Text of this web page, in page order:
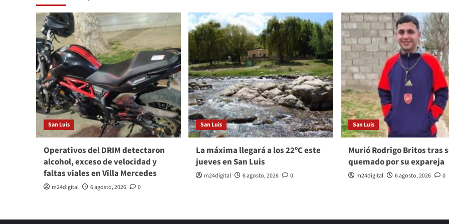
San Luis
Operativos del DRIM detectaron
alcohol, exceso de velocidad y
faltas viales en Villa Mercedes
m24digital 6 agosto, 2026 0
San Luis
La máxima llegará a los 22ºC este
jueves en San Luis
m24digital 6 agosto, 2026 0
San Luis
Murió Rodrigo Britos tras
quemado por su expareja
m24digital 6 agosto, 2026 0